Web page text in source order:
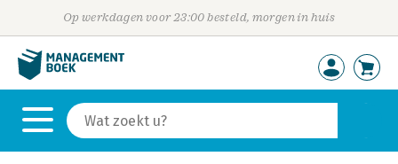
Op werkdagen voor 23:00 besteld, morgen in huis